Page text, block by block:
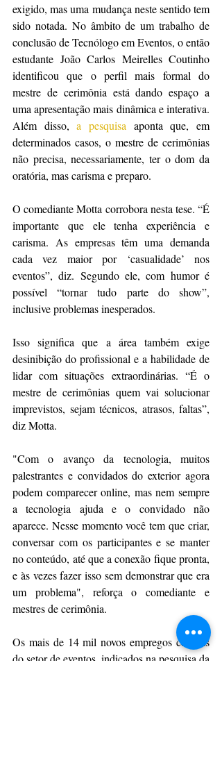
exigido, mas uma mudança neste sentido tem
sido notada. No âmbito de um trabalho de
conclusão de Tecnólogo em Eventos, o então
estudante João Carlos Meirelles Coutinho
identificou que o perfil mais formal do
mestre de cerimônia está dando espaço a
uma apresentação mais dinâmica e interativa.
Além disso, a pesquisa aponta que, em
determinados casos, o mestre de cerimônias
não precisa, necessariamente, ter o dom da
oratória, mas carisma e preparo.
O comediante Motta corrobora nesta tese. “É
importante que ele tenha experiência e
carisma. As empresas têm uma demanda
cada vez maior por ‘casualidade’ nos
eventos”, diz. Segundo ele, com humor é
possível “tornar tudo parte do show”,
inclusive problemas inesperados.
Isso significa que a área também exige
desinibição do profissional e a habilidade de
lidar com situações extraordinárias. “É o
mestre de cerimônias quem vai solucionar
imprevistos, sejam técnicos, atrasos, faltas”,
diz Motta.
"Com o avanço da tecnologia, muitos
palestrantes e convidados do exterior agora
podem comparecer online, mas nem sempre
a tecnologia ajuda e o convidado não
aparece. Nesse momento você tem que criar,
conversar com os participantes e se manter
no conteúdo, até que a conexão fique pronta,
e às vezes fazer isso sem demonstrar que era
um problema", reforça o comediante e
mestres de cerimônia.
Os mais de 14 mil novos empregos centrais
do setor de eventos, indicados na pesquisa da